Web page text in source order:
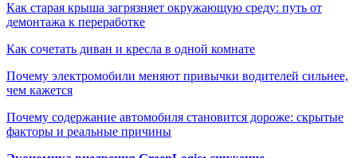
Как старая крыша загрязняет окружающую среду: путь от
демонтажа к переработке
Как сочетать диван и кресла в одной комнате
Почему электромобили меняют привычки водителей сильнее,
чем кажется
Почему содержание автомобиля становится дороже: скрытые
факторы и реальные причины